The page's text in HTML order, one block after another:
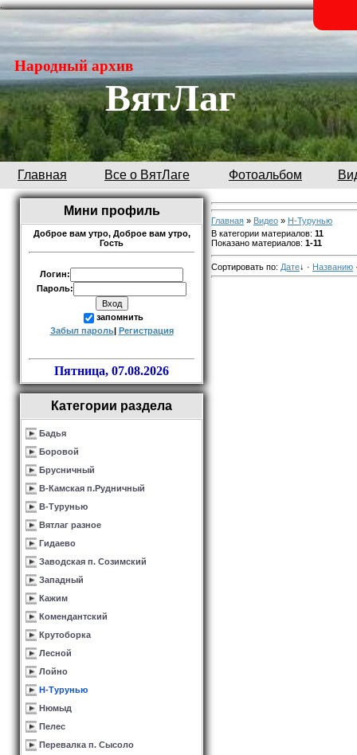
.
Народный архив
ВятЛаг
Главная Все о ВятЛаге Фотоальбом
Мини профиль
Доброе вам утро, Доброе вам утро,
Гость
Логин:
Пароль:
запомнить
Забыл пароль| Регистрация
Пятница, 07.08.2026
Категории раздела
Бадья
Боровой
Брусничный
В-Камская п.Рудничный
В-Турунью
Вятлаг разное
Гидаево
Заводская п. Созимский
Западный
Кажим
Комендантский
Крутоборка
Лесной
Лойно
Н-Турунью
Нюмыд
Пелес
Перевалка п. Сысоло
Главная » Видео » Н-Турунью
В категории материалов: 11
Показано материалов: 1-11
Сортировать по: Дате↓ · Названию